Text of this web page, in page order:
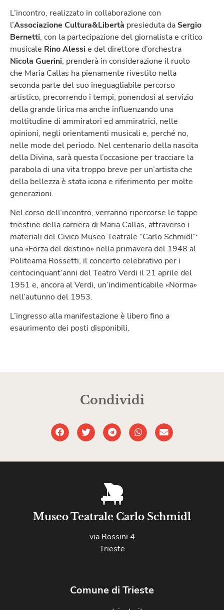
L’incontro, realizzato in collaborazione con
l’Associazione Cultura&Libertà presieduta da Sergio
Bernetti, con la partecipazione del giornalista e critico
musicale Rino Alessie del direttore d’orchestra
Nicola Guerini, prenderà in considerazione il ruolo
che Maria Callas ha pienamente rivestito nella
seconda parte del suo ineguagliabile percorso
artistico, precorrendo i tempi, ponendosi al servizio
della grande lirica ma anche influenzando una
moltitudine di ammiratori ed ammiratrici, nelle
opinioni, negli orientamenti musicali e, perché no,
nelle mode del periodo. Nel centenario della nascita
della Divina, sarà questa l’occasione per tracciare la
parabola di una vita troppo breve per un’artista che
della bellezza è stata icona e riferimento per molte
generazioni.
Nel corso dell’incontro, verranno ripercorse le tappe
triestine della carriera di Maria Callas, attraverso i
materiali del Civico Museo Teatrale “Carlo Schmidl”:
una «Forza del destino» nella primavera del 1948 al
Politeama Rossetti, il concerto celebrativo per i
centocinquant’anni del Teatro Verdi il 21 aprile del
1951 e, ancora al Verdi, un’indimenticabile «Norma»
nell’autunno del 1953.
L’ingresso alla manifestazione è libero fino a
esaurimento dei posti disponibili.
Condividi
Museo Teatrale Carlo Schmidl
via Rossini 4
Trieste
Comune di Trieste